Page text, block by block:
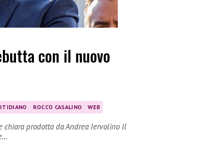
con il nuovo
ROCCO CASALINO WEB
chiara prodotta da Andrea Iervolino Il